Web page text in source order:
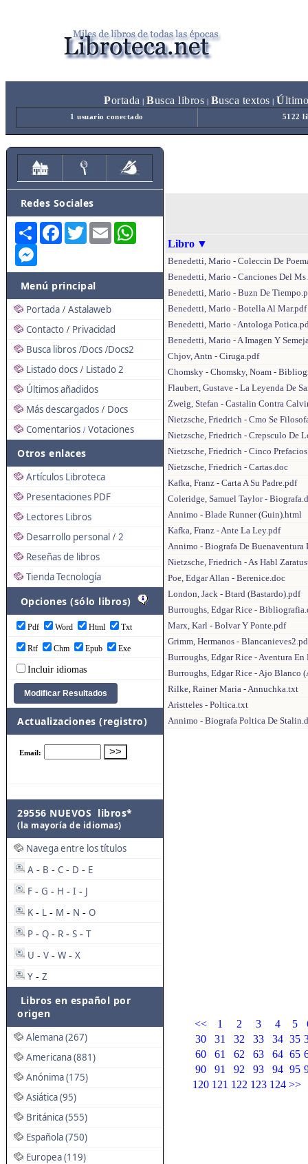
Portada Busca libros Busca textos Ú
1 usuario conectado 5122
Redes Sociales
Share FacebookTwitterEmail
Menú principal
Portada / Astalaweb
Contacto / Privacidad
Busca libros /Docs /Docs2
Listado docs / Listado 2
Últimos añadidos
Más descargados / Docs
Comentarios / Votaciones
Otros enlaces
Artículos Libroteca
Presentaciones PDF
Lectores Libros
Desarrollo personal / 2
Reseñas de libros
Tienda Tecnología
Opciones (sólo libros)
Pdf Word Html Txt
Rtf Chm Epub Exe
Incluir idiomas
Actualizaciones (registro)
29556 NUEVOS libros*
(la mayoría de idiomas)
Navega entre los títulos
A - B - C - D - E
F - G - H - I - J
K - L - M - N - O
P - Q - R - S - T
U - V - W - X
Y - Z
Libros en español por
origen
Alemana (267)
Americana (881)
Anónima (175)
Asiática (95)
Británica (555)
Española (750)
Europea (119)
Libro ▼
Benedetti, Mario - Coleccin De
Benedetti, Mario - Canciones Del Ms
Benedetti, Mario - Buzn De
Benedetti, Mario - Botella Al Mar.pdf
Benedetti, Mario - Antologa
Benedetti, Mario - A Imagen Y
Chjov, Antn - Ciruga.pdf
Chomsky - Chomsky, Noam -
Flaubert, Gustave - La Leyenda De
Zweig, Stefan - Castalin Contra
Nietzsche, Friedrich - Cmo Se
Nietzsche, Friedrich - Crepsculo De
Nietzsche, Friedrich - Cinco
Nietzsche, Friedrich - Cartas.doc
Kafka, Franz - Carta A Su Padre.pdf
Coleridge, Samuel Taylor -
Annimo - Blade Runner (Guin).html
Kafka, Franz - Ante La Ley.pdf
Annimo - Biografa De Buenaventura
Nietzsche, Friedrich - As Habl
Poe, Edgar Allan - Berenice.doc
London, Jack - Btard (Bastardo).pdf
Burroughs, Edgar Rice -
Marx, Karl - Bolvar Y Ponte.pdf
Grimm, Hermanos -
Burroughs, Edgar Rice - Aventura
Burroughs, Edgar Rice - Ajo Blanco
Rilke, Rainer Maria - Annuchka.txt
Aristteles - Poltica.txt
Annimo - Biografa Poltica De
<< 1 2 3 4 5
30
31 32 33 34 35
60
61 62 63 64 65
90
91 92 93 94 95
120 121 122 123 124 >>